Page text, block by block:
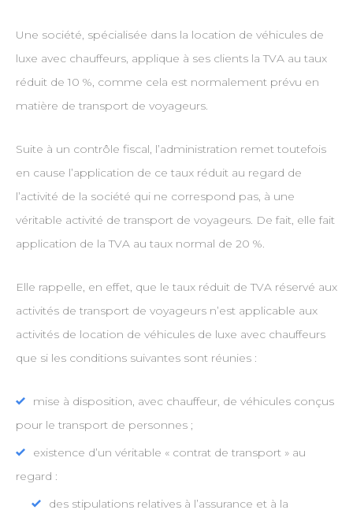
Une société, spécialisée dans la location de véhicules de
luxe avec chauffeurs, applique à ses clients la TVA au taux
réduit de 10 %, comme cela est normalement prévu en
matière de transport de voyageurs.
Suite à un contrôle fiscal, l’administration remet toutefois
en cause l’application de ce taux réduit au regard de
l’activité de la société qui ne correspond pas, à une
véritable activité de transport de voyageurs. De fait, elle fait
application de la TVA au taux normal de 20 %.
Elle rappelle, en effet, que le taux réduit de TVA réservé aux
activités de transport de voyageurs n’est applicable aux
activités de location de véhicules de luxe avec chauffeurs
que si les conditions suivantes sont réunies :
mise à disposition, avec chauffeur, de véhicules conçus
pour le transport de personnes ;
existence d’un véritable « contrat de transport » au
regard :
des stipulations relatives à l’assurance et à la